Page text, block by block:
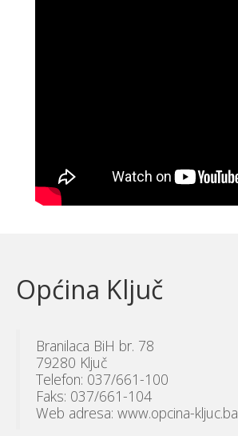
Općina Ključ
Branilaca BiH br. 78
79280 Ključ
Telefon: 037/661-100
Faks: 037/661-104
Web adresa: www.opcina-kljuc.ba